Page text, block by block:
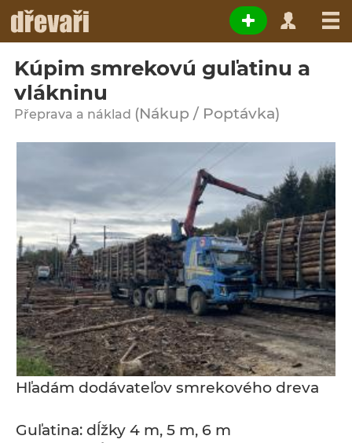
Kúpim smrekovú guľatinu a
vlákninu
Přeprava a náklad (Nákup / Poptávka)
Hľadám dodávateľov smrekového dreva
Guľatina: dĺžky 4 m, 5 m, 6 m